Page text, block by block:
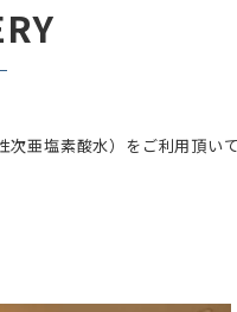
亜塩素酸水）をご利用頂いて